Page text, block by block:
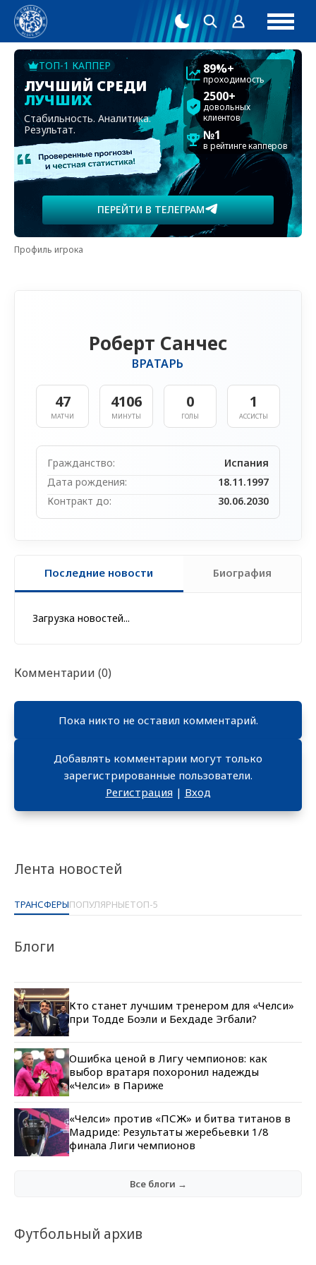
Лента новостей
ТРАНСФЕРЫПОПУЛЯРНЫЕТОП-5
Блоги
Кто станет лучшим тренером для «Челси»
при Тодде Боэли и Бехдаде Эгбали?
Ошибка ценой в Лигу чемпионов: как
выбор вратаря похоронил надежды
«Челси» в Париже
«Челси» против «ПСЖ» и битва титанов в
Мадриде: Результаты жеребьевки 1/8
финала Лиги чемпионов
Все блоги →
Футбольный архив
ТОП-1 КАППЕР
ЛУЧШИЙ СРЕДИ
ЛУЧШИХ
Стабильность. Аналитика.
Результат.
89%+
проходимость
2500+
довольных
клиентов
№1
в рейтинге капперов
ПЕРЕЙТИ В ТЕЛЕГРАМ
Профиль игрока
1
Роберт Санчес
ВРАТАРЬ
47
МАТЧИ
4106
МИНУТЫ
0
ГОЛЫ
1
АССИСТЫ
Гражданство:
Испания
Дата рождения:
18.11.1997
Контракт до:
30.06.2030
Последние новости Биография
Загрузка новостей...
Комментарии (0)
Пока никто не оставил комментарий.
Добавлять комментарии могут только
зарегистрированные пользователи.
Регистрация | Вход